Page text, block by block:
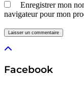
Enregistrer mon
navigateur pour mon
Facebook